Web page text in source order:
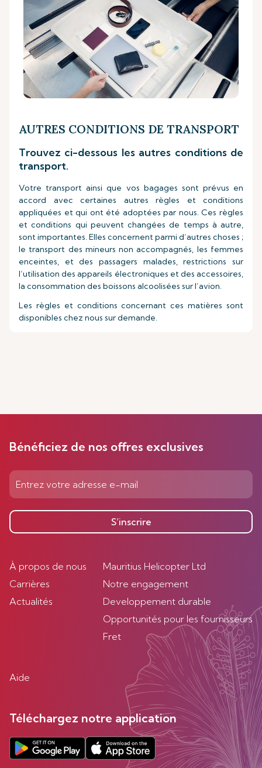
AUTRES CONDITIONS DE TRANSPORT
Trouvez ci-dessous les autres conditions de
transport.
Votre transport ainsi que vos bagages sont prévus en
accord avec certaines autres règles et conditions
appliquées et qui ont été adoptées par nous. Ces règles
et conditions qui peuvent changées de temps à autre,
sont importantes. Elles concernent parmi d’autres choses ;
le transport des mineurs non accompagnés, les femmes
enceintes, et des passagers malades, restrictions sur
l’utilisation des appareils électroniques et des accessoires,
la consommation des boissons alcoolisées sur l’avion.
Les règles et conditions concernant ces matières sont
disponibles chez nous sur demande.
Bénéficiez de nos offres exclusives
S’inscrire
À propos de nous
Carrières
Actualités
Mauritius Helicopter Ltd
Notre engagement
Developpement durable
Opportunités pour les fournisseurs
Fret
Aide
Téléchargez notre application